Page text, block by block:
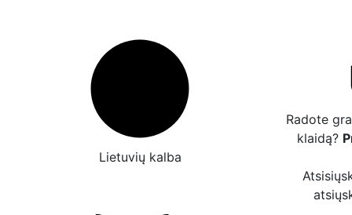
Lietuvių kalba
Radote
klaidą?